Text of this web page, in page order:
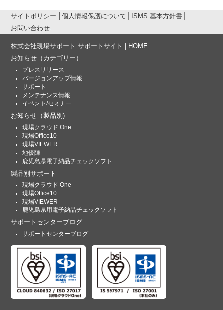
サイトポリシー 個人情報保護について
ISMS 基本方針書
お問い合わせ
株式会社現場サポート サポートサイト | HOME
お知らせ （カテゴリー）
プレスリリース
バージョンアップ情報
サポート
メンテナンス情報
イベント/セミナー
お知らせ （製品別)
現場クラウド One
現場Office10
現場VIEWER
地優陣
鹿児島県電子納品チェックソフト
製品別サポート
現場クラウド One
現場Office10
現場VIEWER
鹿児島県用電子納品チェックソフト
サポートセンターブログ
サポートセンターブログ